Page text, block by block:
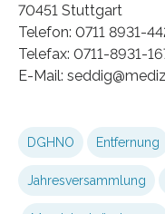
70451 Stuttgart
Telefon: 0711 8931-
Telefax: 0711-8931-
E-Mail:
DGHNO Entfernung
Jahresversammlung